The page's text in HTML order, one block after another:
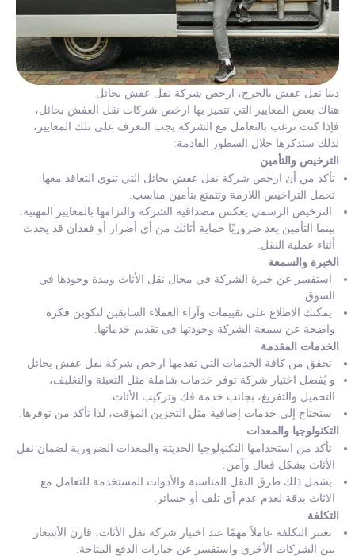
دينا نقل عفش بالخرج، ارخص شركة نقل عفش بحائل
هناك بعض المعايير التي تتميز بها ارخص شركات نقل العفش بحائل،
فإذا كنت ترغب بالتعامل مع الشركة يجب التعرف على تلك المعايير،
لذلك سنذكرها خلال السطور القادمة:
الترخيص والتأمين
تأكد من أن ارخص شركة نقل عفش بحائل التي تنوي التعاقد معها
تحمل التراخيص اللازمة وتتمتع بتأمين مناسب.
الترخيص الرسمي يعكس مصداقية الشركة والتزامها بالمعايير المهنية،
بينما التأمين يعد ضروريًا حماية أثاثك من أي أضرار أو فقدان قد يحدث
أثناء عملية النقل.
الخبرة والسمعة
استفسر عن خبرة الشركة في مجال نقل الأثاث ومدة وجودها في
السوق.
يمكنك الاطلاع على تقييمات وآراء العملاء السابقين لتكوين فكرة
واضحة عن سمعة الشركة وجودتها في تقديم خدماتها.
الخدمات المقدمة
تحقق من كافة الخدمات التي تقدمها ارخص شركة نقل عفش بحائل
و يُفضل اختيار شركة توفر خدمات شاملة مثل التعبئة والتغليف،
التحميل والتفريغ، بجانب خدمة فك وتركيب الأثاث.
ستحتاج إلى خدمات إضافية مثل التخزين المؤقت، لذا تأكد من توفرها.
التكنولوجيا والمعدات
تأكد من استخدامها التكنولوجيا الحديثة والمعدات الضرورية لضمان نقل
الأثاث بشكل فعال وآمن.
يشمل ذلك طرق النقل المناسبة والأدوات المستخدمة للتعامل مع
الاثاث بدقة لعدم عدم أي تلف أو خسائر.
التكلفة
تعتبر التكلفة عاملاً مهمًا عند اختيار شركة نقل الأثاث، قارن الأسعار
بين الشركات الأخري واستفسر عن خيارات الدفع المتاحة.